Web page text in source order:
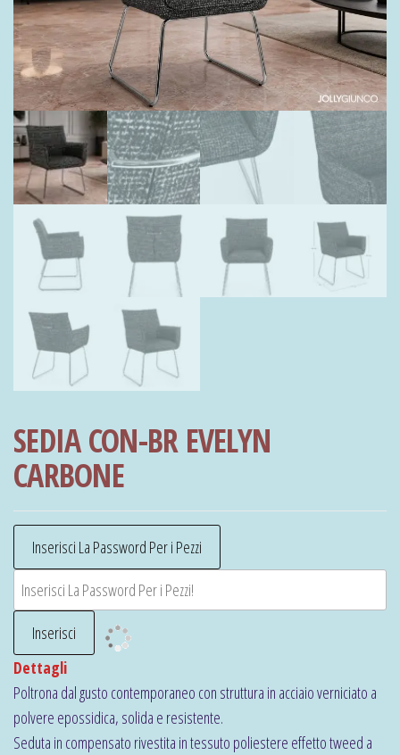
SEDIA CON-BR EVELYN
CARBONE
Dettagli
Poltrona dal gusto contemporaneo con struttura in acciaio verniciato a
polvere epossidica, solida e resistente.
Seduta in compensato rivestita in tessuto poliestere effetto tweed a